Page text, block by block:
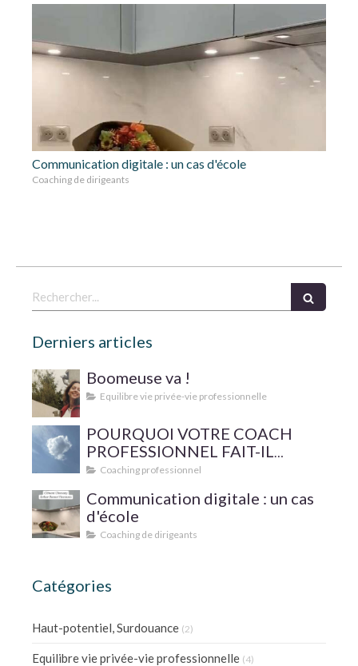
Communication digitale : un cas d'école
Coaching de dirigeants
Rechercher
Derniers articles
Boomeuse va !
Equilibre vie privée-vie professionnelle
POURQUOI VOTRE COACH
PROFESSIONNEL FAIT-IL
SUPERVISER SA PRATIQUE ?
Coaching professionnel
Communication digitale : un cas
d'école
Coaching de dirigeants
Catégories
Haut-potentiel, Surdouance (2)
Equilibre vie privée-vie professionnelle (4)